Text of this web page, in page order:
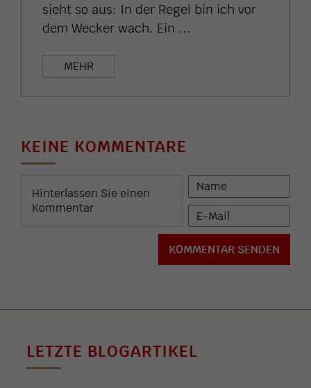
sieht so aus: In der Regel bin ich vor
dem Wecker wach. Ein ...
MEHR
KEINE KOMMENTARE
LETZTE BLOGARTIKEL